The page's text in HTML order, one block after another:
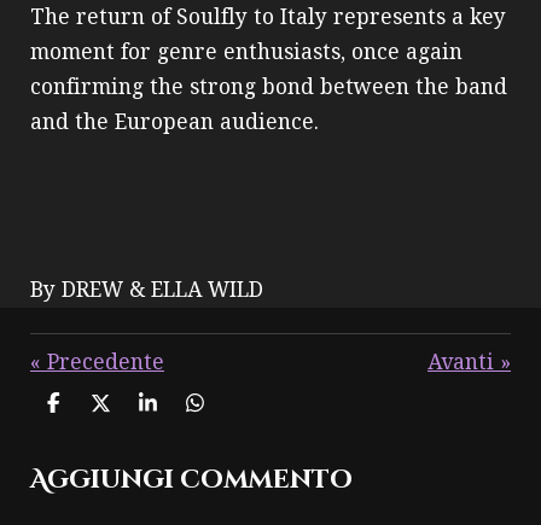
The return of Soulfly to Italy represents a key
moment for genre enthusiasts, once again
confirming the strong bond between the band
and the European audience.
By DREW & ELLA WILD
« Precedente Avanti »
C
d
i
C
d
C
d
C
d
Aggiungi commento